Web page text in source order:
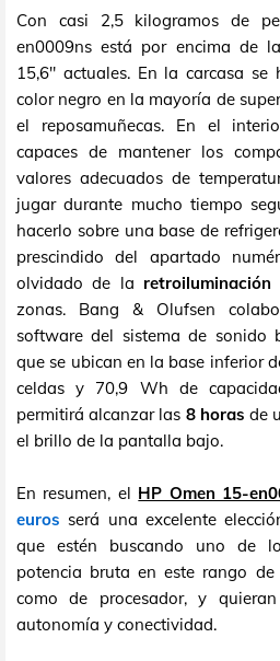
Con casi 2,5 kilogramos de
en0009ns está por encima de
15,6" actuales. En la carcasa se
color negro en la mayoría de
el reposamuñecas. En el
capaces de mantener los
valores adecuados de
jugar durante mucho tiempo
hacerlo sobre una base de
prescindido del apartado
olvidado de la retroiluminación
zonas. Bang & Olufsen
software del sistema de sonido
que se ubican en la base inferior
celdas y 70,9 Wh de
permitirá alcanzar las 8 horas de
el brillo de la pantalla bajo.
En resumen, el HP Omen 15-
euros será una excelente
que estén buscando uno de
potencia bruta en este rango
como de procesador, y
autonomía y conectividad.